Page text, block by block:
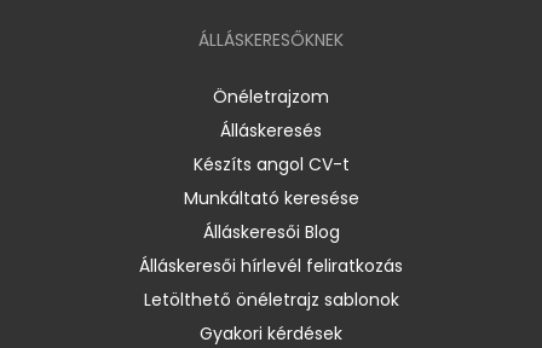
ÁLLÁSKERESŐKNEK
Önéletrajzom
Álláskeresés
Készíts angol CV-t
Munkáltató keresése
Álláskeresői Blog
Álláskeresői hírlevél feliratkozás
Letölthető önéletrajz sablonok
Gyakori kérdések